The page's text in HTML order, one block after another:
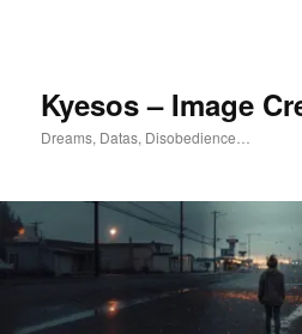
Kyesos – Image
Dreams, Datas, Disobedience…